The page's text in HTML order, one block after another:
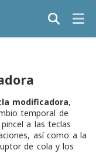
modificadora,
temporal de
a las teclas
así como a la
de cola y los